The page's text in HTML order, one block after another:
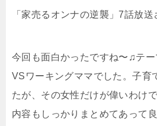
「家売るオンナの逆襲」7話放送
今回も面白かったですね〜♫テ
VSワーキングママでした。子育
たが、その女性だけが偉いわけ
内容もしっかりまとめてあって